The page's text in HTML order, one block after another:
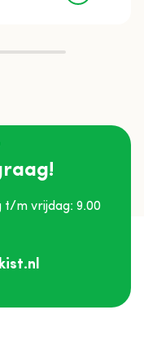
t/m vrijdag: 9.00